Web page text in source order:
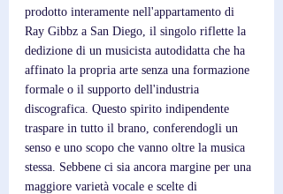
prodotto interamente nell'appartamento di
Ray Gibbz a San Diego, il singolo riflette la
dedizione di un musicista autodidatta che ha
affinato la propria arte senza una formazione
formale o il supporto dell'industria
discografica. Questo spirito indipendente
traspare in tutto il brano, conferendogli un
senso e uno scopo che vanno oltre la musica
stessa. Sebbene ci sia ancora margine per una
maggiore varietà vocale e scelte di